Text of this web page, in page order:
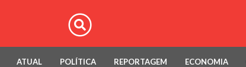
ATUAL POLÍTICA REPORTAGEM ECONOMIA